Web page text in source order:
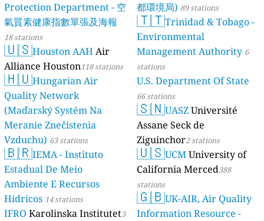
Protection Department - 空
氣質素健康指數單張及海報
18 stations
🇺🇸Houston AAH Air
Alliance Houston118 stations
🇭🇺Hungarian Air
Quality Network
(Maďarský Systém Na
Meranie Znečistenia
Vzduchu) 63 stations
🇧🇷IEMA - Instituto
Estadual De Meio
Ambiente E Recursos
Hídricos 14 stations
IFRO Karolinska Institutet3
都環境局) 89 stations
🇹🇹Trinidad & Tobago -
Environmental
Management Authority 6
stations
U.S. Department Of State
66 stations
🇸🇳UASZUniversité
Assane Seck de
Ziguinchor2 stations
🇺🇸UCMUniversity of
California Merced388
stations
🇬🇧UK-AIR, Air Quality
Information Resource -